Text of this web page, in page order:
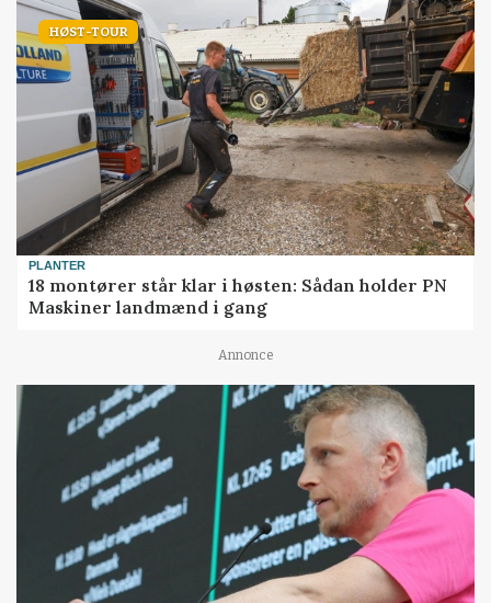
HØST-TOUR
PLANTER
18 montører står klar i høsten: Sådan holder PN
Maskiner landmænd i gang
Annonce